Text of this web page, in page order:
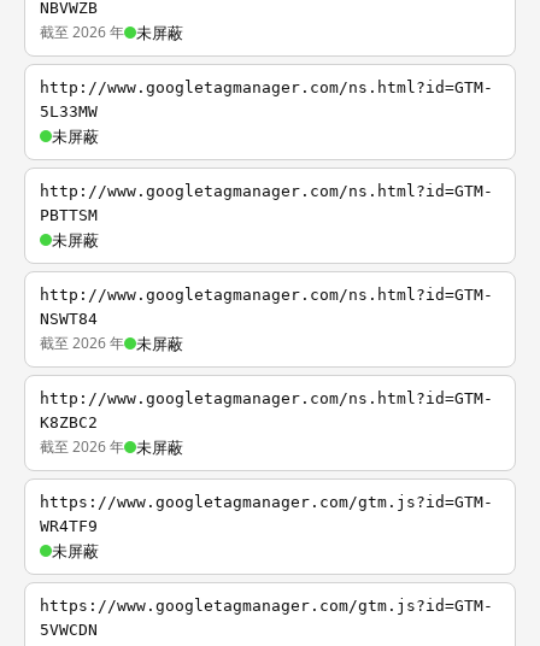
NBVWZB
截至 2026 年 未屏蔽
http://www.googletagmanager.com/ns.html?id=GTM-
5L33MW
未屏蔽
http://www.googletagmanager.com/ns.html?id=GTM-
PBTTSM
未屏蔽
http://www.googletagmanager.com/ns.html?id=GTM-
NSWT84
截至 2026 年 未屏蔽
http://www.googletagmanager.com/ns.html?id=GTM-
K8ZBC2
截至 2026 年 未屏蔽
https://www.googletagmanager.com/gtm.js?id=GTM-
WR4TF9
未屏蔽
https://www.googletagmanager.com/gtm.js?id=GTM-
5VWCDN